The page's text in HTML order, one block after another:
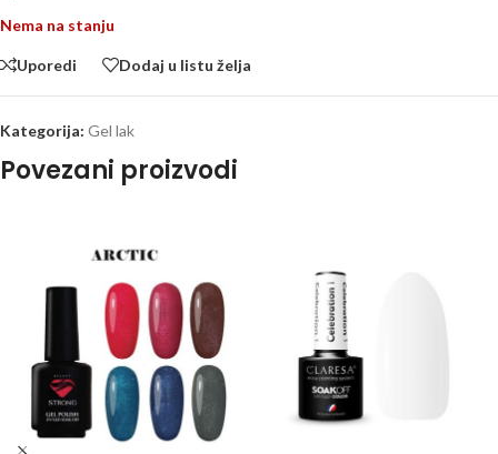
Nema na stanju
Uporedi Dodaj u listu želja
Kategorija: Gel lak
Povezani proizvodi